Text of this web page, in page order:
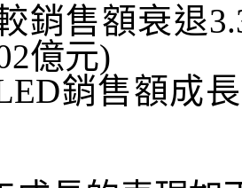
銷售額衰退
億元)
銷售額成長